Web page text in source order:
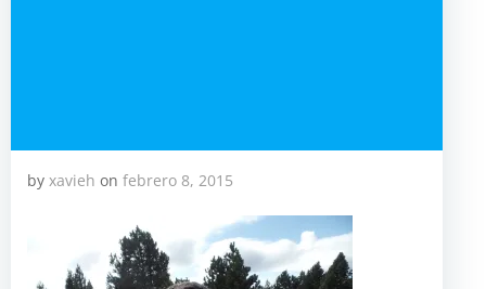
by xavieh on febrero 8, 2015